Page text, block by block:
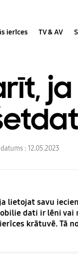
ierīces TV & AV
: 12.05.2023
lietojat savu
dati ir lēni
krātuvē. Tā